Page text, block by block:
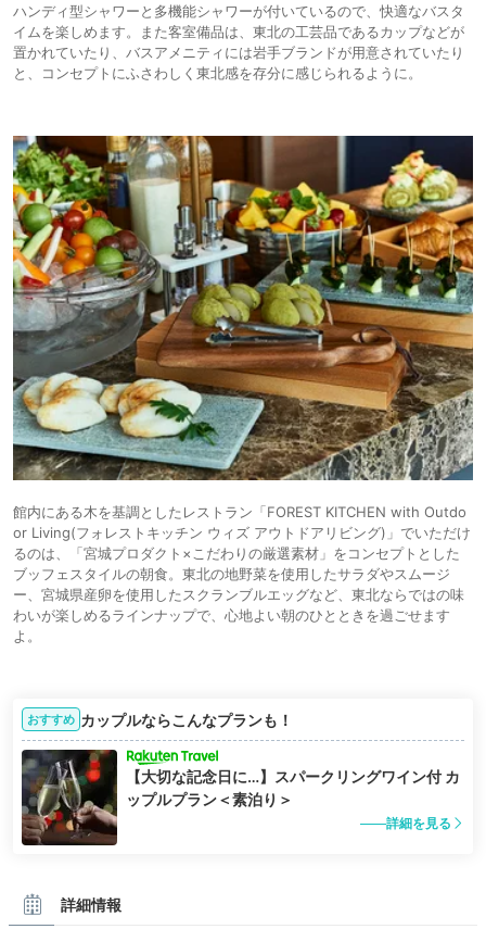
ハンディ型シャワーと多機能シャワーが付いているので、快適なバスタ
イムを楽しめます。また客室備品は、東北の工芸品であるカップなどが
置かれていたり、バスアメニティには岩手ブランドが用意されていたり
と、コンセプトにふさわしく東北感を存分に感じられるように。
館内にある木を基調としたレストラン「FOREST KITCHEN with Outdo
or Living(フォレストキッチン ウィズ アウトドアリビング)」でいただけ
るのは、「宮城プロダクト×こだわりの厳選素材」をコンセプトとした
ブッフェスタイルの朝食。東北の地野菜を使用したサラダやスムージ
ー、宮城県産卵を使用したスクランブルエッグなど、東北ならではの味
わいが楽しめるラインナップで、心地よい朝のひとときを過ごせます
よ。
おすすめ カップルならこんなプランも！
【大切な記念日に…】スパークリングワイン付 カ
ップルプラン＜素泊り＞
詳細を見る
詳細情報